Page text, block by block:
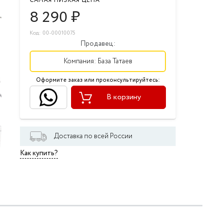
8 290₽
Код: 00-00010075
Продавец:
Компания: База Татаев
Оформите заказ или проконсультируйтесь:
В корзину
Доставка по всей России
Как купить?